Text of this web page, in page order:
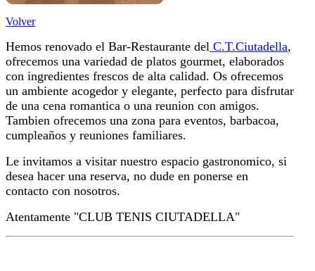
Volver
Hemos renovado el Bar-Restaurante del C.T.Ciutadella,
ofrecemos una variedad de platos gourmet, elaborados
con ingredientes frescos de alta calidad. Os ofrecemos
un ambiente acogedor y elegante, perfecto para disfrutar
de una cena romantica o una reunion con amigos.
Tambien ofrecemos una zona para eventos, barbacoa,
cumpleaños y reuniones familiares.
Le invitamos a visitar nuestro espacio gastronomico, si
desea hacer una reserva, no dude en ponerse en
contacto con nosotros.
Atentamente "CLUB TENIS CIUTADELLA"